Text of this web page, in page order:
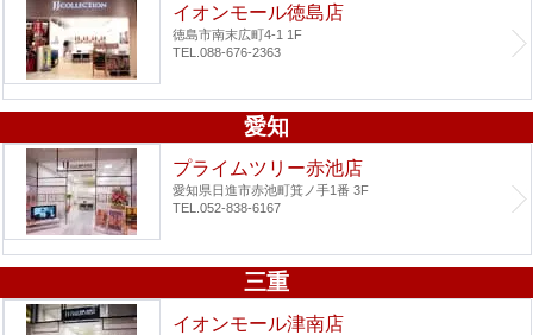
イオンモール徳島店
徳島市南末広町4-1 1F
TEL.088-676-2363
愛知
プライムツリー赤池店
愛知県日進市赤池町箕ノ手1番 3F
TEL.052-838-6167
三重
イオンモール津南店